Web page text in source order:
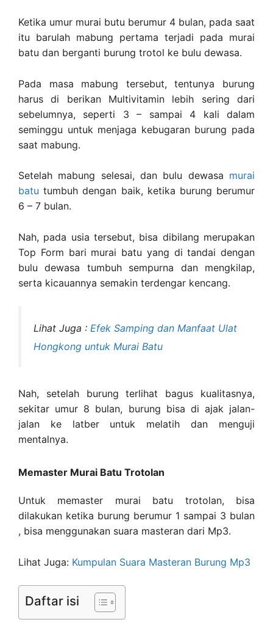
Ketika umur murai butu berumur 4 bulan, pada saat
itu barulah mabung pertama terjadi pada murai
batu dan berganti burung trotol ke bulu dewasa.
Pada masa mabung tersebut, tentunya burung
harus di berikan Multivitamin lebih sering dari
sebelumnya, seperti 3 – sampai 4 kali dalam
seminggu untuk menjaga kebugaran burung pada
saat mabung.
Setelah mabung selesai, dan bulu dewasa murai
batu tumbuh dengan baik, ketika burung berumur
6 – 7 bulan.
Nah, pada usia tersebut, bisa dibilang merupakan
Top Form bari murai batu yang di tandai dengan
bulu dewasa tumbuh sempurna dan mengkilap,
serta kicauannya semakin terdengar kencang.
Lihat Juga : Efek Samping dan Manfaat Ulat
Hongkong untuk Murai Batu
Nah, setelah burung terlihat bagus kualitasnya,
sekitar umur 8 bulan, burung bisa di ajak jalan-
jalan ke latber untuk melatih dan menguji
mentalnya.
Memaster Murai Batu Trotolan
Untuk memaster murai batu trotolan, bisa
dilakukan ketika burung berumur 1 sampai 3 bulan
, bisa menggunakan suara masteran dari Mp3.
Lihat Juga: Kumpulan Suara Masteran Burung Mp3
Daftar isi